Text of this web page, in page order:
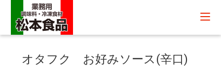
オタフク お好みソース(辛口)